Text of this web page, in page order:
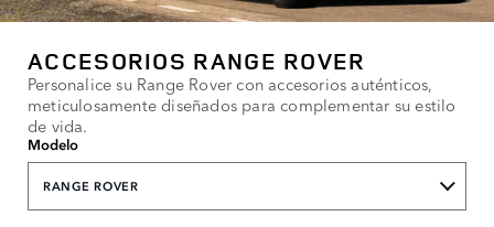
ACCESORIOS RANGE ROVER
Personalice su Range Rover con accesorios auténticos,
meticulosamente diseñados para complementar su estilo
de vida.
Modelo
RANGE ROVER